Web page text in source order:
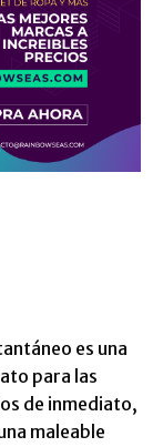
es una
para las
de inmediato,
maleable